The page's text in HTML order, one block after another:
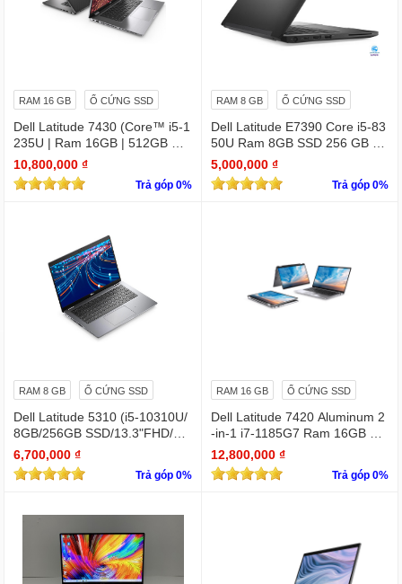
RAM 16 GB Ổ CỨNG SSD
Dell Latitude 7430 (Core™ i5-1
235U | Ram 16GB | 512GB SS
D | 14.0inch FHD)
10,800,000 ₫
Trả góp 0%
RAM 8 GB Ổ CỨNG SSD
Dell Latitude E7390 Core i5-83
50U Ram 8GB SSD 256 GB 1
3.3 " Full HD (1920 x 1080)
5,000,000 ₫
Trả góp 0%
RAM 8 GB Ổ CỨNG SSD
Dell Latitude 5310 (i5-10310U/
8GB/256GB SSD/13.3"FHD/Wi
n11Pro)
6,700,000 ₫
Trả góp 0%
RAM 16 GB Ổ CỨNG SSD
Dell Latitude 7420 Aluminum 2
-in-1 i7-1185G7 Ram 16GB Ful
l HD TOUCH x360
12,800,000 ₫
Trả góp 0%